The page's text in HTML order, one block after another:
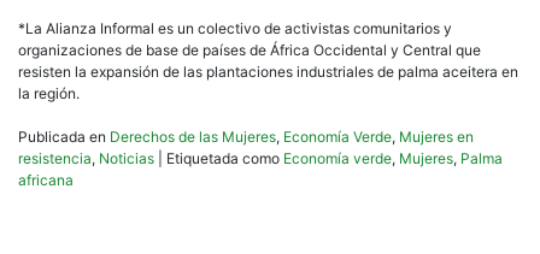
*La Alianza Informal es un colectivo de activistas comunitarios y
organizaciones de base de países de África Occidental y Central que
resisten la expansión de las plantaciones industriales de palma aceitera en
la región.
Publicada en Derechos de las Mujeres, Economía Verde, Mujeres en
resistencia, Noticias Etiquetada como Economía verde, Mujeres, Palma
africana